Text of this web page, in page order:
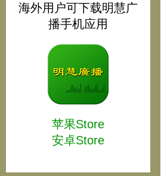
海外用户可下载明慧广
播手机应用
苹果Store
安卓Store